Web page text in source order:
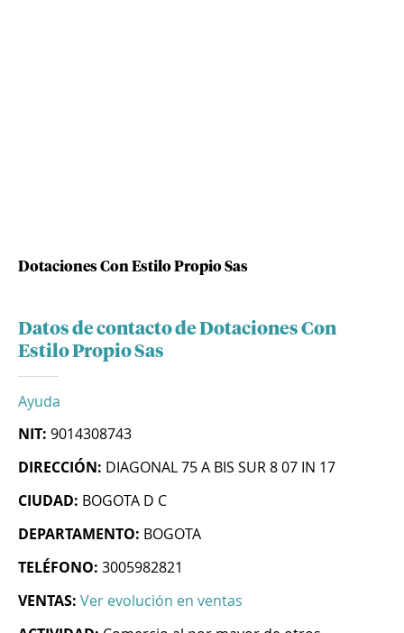
Dotaciones Con Estilo Propio Sas
Datos de contacto de Dotaciones Con
Estilo Propio Sas
Ayuda
NIT: 9014308743
DIRECCIÓN: DIAGONAL 75 A BIS SUR 8 07 IN 17
CIUDAD: BOGOTA D C
DEPARTAMENTO: BOGOTA
TELÉFONO: 3005982821
VENTAS: Ver evolución en ventas